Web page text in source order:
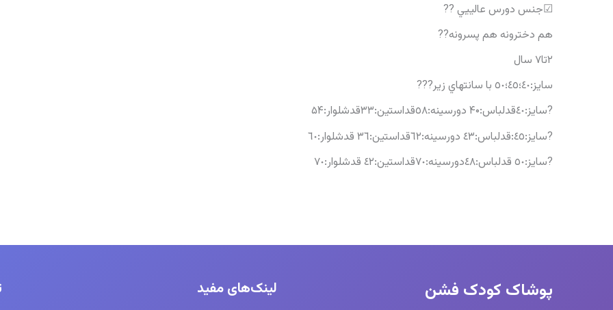
☑جنس دورس عالييي ??
هم دخترونه هم پسرونه??
۲تا۷ سال
سايز:٤٠؛٤٥؛٥٠ با سانتهاي زير???
?سايز:٤٠قدلباس:۴۰ دورسينه:٥٨قداستين:٣٣قدشلوار:۵۴
?سايز:٤٥:قدلباس:٤٣ دورسينه:٦٢قداستين:٣٦ قدشلوار:٦٠
?سايز:٥٠ قدلباس:٤٨دورسينه:٧٠قداستين:٤٢ قدشلوار:٧٠
پوشاک کودک فشن لینک‌های مفید